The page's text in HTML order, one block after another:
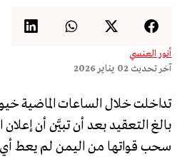
أنور العنسي
آخر تحديث 02 يناير 2026
تداخلت خلال الساعات الماضية
بالغ التعقيد بعد أن تبيَّن أن إعلان
سحب قواتها من اليمن لم يعط أي